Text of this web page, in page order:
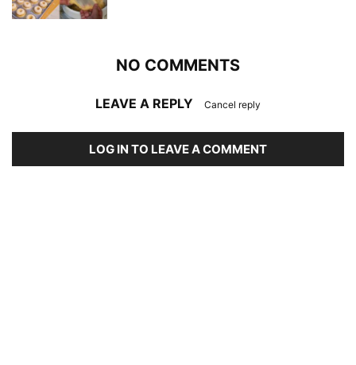
NO COMMENTS
LEAVE A REPLY Cancel reply
LOG IN TO LEAVE A COMMENT